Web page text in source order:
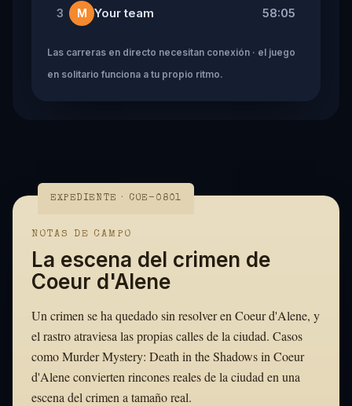
3 M Your team 58:05
Las carreras en directo necesitan conexión · el juego
en solitario funciona a tu propio ritmo.
EXPEDIENTE · COE-0801
NOTAS DE CAMPO
La escena del crimen de
Coeur d'Alene
Un crimen se ha quedado sin resolver en Coeur d'Alene, y
el rastro atraviesa las propias calles de la ciudad. Casos
como Murder Mystery: Death in the Shadows in Coeur
d'Alene convierten rincones reales de la ciudad en una
escena del crimen a tamaño real.